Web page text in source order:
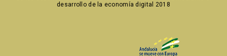
desarrollo de la economía digital 2018